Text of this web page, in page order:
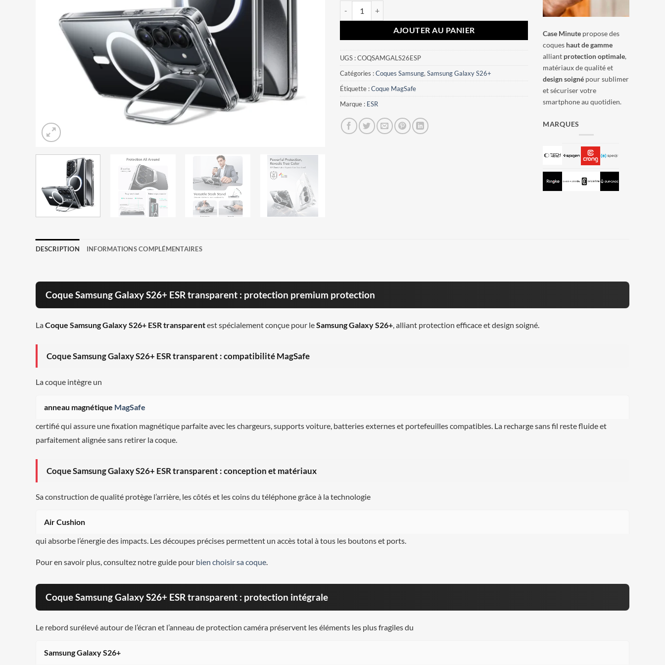
AJOUTER AU PANIER
UGS :COQSAMGALS26ESP
Catégories :Coques Samsung,Samsung Galaxy S26+
Étiquette :Coque MagSafe
Marque : ESR
Case Minute propose des
coques haut de gamme
alliant protection optimale,
matériaux de qualité et
design soigné pour sublimer
et sécuriser votre
smartphone au quotidien.
MARQUES
DESCRIPTION INFORMATIONS COMPLÉMENTAIRES
Coque Samsung Galaxy S26+ ESR transparent : protection premium protection
LaCoque Samsung Galaxy S26+ ESR transparentest spécialement conçue pour leSamsung Galaxy S26+, alliant protection efficace et design soigné.
Coque Samsung Galaxy S26+ ESR transparent : compatibilité MagSafe
La coque intègre un
anneau magnétique MagSafe
certifié qui assure une fixation magnétique parfaite avec les chargeurs, supports voiture, batteries externes et portefeuilles compatibles. La recharge sans fil reste fluide et
parfaitement alignée sans retirer la coque.
Coque Samsung Galaxy S26+ ESR transparent : conception et matériaux
Sa construction de qualité protège l’arrière, les côtés et les coins du téléphone grâce à la technologie
Air Cushion
qui absorbe l’énergie des impacts. Les découpes précises permettent un accès total à tous les boutons et ports.
Pour en savoir plus, consultez notre guide pour bien choisir sa coque.
Coque Samsung Galaxy S26+ ESR transparent : protection intégrale
Le rebord surélevé autour de l’écran et l’anneau de protection caméra préservent les éléments les plus fragiles du
Samsung Galaxy S26+